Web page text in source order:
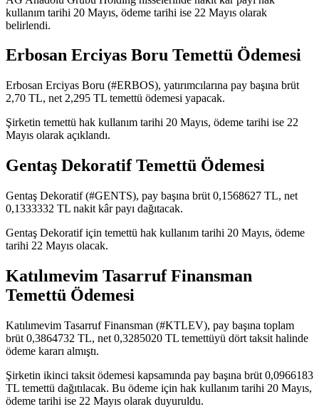
kullanım tarihi 20 Mayıs, ödeme tarihi ise 22 Mayıs olarak
belirlendi.
Erbosan Erciyas Boru Temettü Ödemesi
Erbosan Erciyas Boru (#ERBOS), yatırımcılarına pay başına brüt
2,70 TL, net 2,295 TL temettü ödemesi yapacak.
Şirketin temettü hak kullanım tarihi 20 Mayıs, ödeme tarihi ise 22
Mayıs olarak açıklandı.
Gentaş Dekoratif Temettü Ödemesi
Gentaş Dekoratif (#GENTS), pay başına brüt 0,1568627 TL, net
0,1333332 TL nakit kâr payı dağıtacak.
Gentaş Dekoratif için temettü hak kullanım tarihi 20 Mayıs, ödeme
tarihi 22 Mayıs olacak.
Katılımevim Tasarruf Finansman
Temettü Ödemesi
Katılımevim Tasarruf Finansman (#KTLEV), pay başına toplam
brüt 0,3864732 TL, net 0,3285020 TL temettüyü dört taksit halinde
ödeme kararı almıştı.
Şirketin ikinci taksit ödemesi kapsamında pay başına brüt 0,0966183
TL temettü dağıtılacak. Bu ödeme için hak kullanım tarihi 20 Mayıs,
ödeme tarihi ise 22 Mayıs olarak duyuruldu.